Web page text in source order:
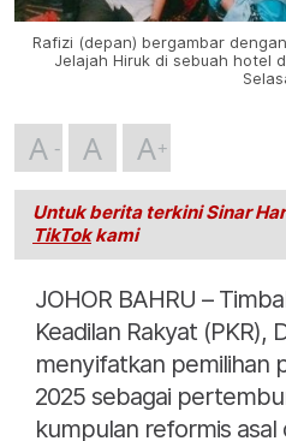
Rafizi (depan) bergambar
Jelajah Hiruk di sebuah hotel
A A A
Untuk berita terkini Sinar
TikTokkami
JOHOR BAHRU –
Keadilan Rakyat (PKR),
menyifatkan pemilihan
2025 sebagai
kumpulan reformis asal